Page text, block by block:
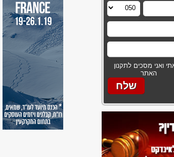
ואני מסכים לתקנון
האתר